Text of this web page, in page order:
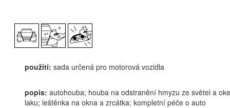
použití: sada určená pro motorová vozidla
popis: autohouba; houba na odstranění hmyzu ze světel a
laku; leštěnka na okna a zrcátka; kompletní péče o auto